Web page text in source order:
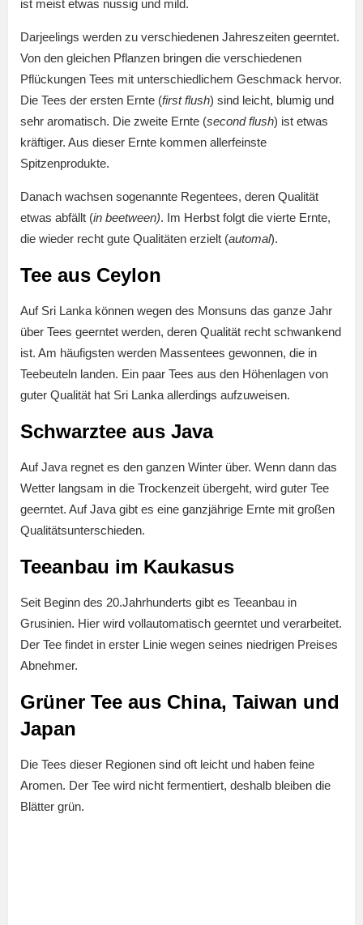
ist meist etwas nussig und mild.
Darjeelings werden zu verschiedenen Jahreszeiten geerntet.
Von den gleichen Pflanzen bringen die verschiedenen
Pflückungen Tees mit unterschiedlichem Geschmack hervor.
Die Tees der ersten Ernte (first flush) sind leicht, blumig und
sehr aromatisch. Die zweite Ernte (second flush) ist etwas
kräftiger. Aus dieser Ernte kommen allerfeinste
Spitzenprodukte.
Danach wachsen sogenannte Regentees, deren Qualität
etwas abfällt (in beetween). Im Herbst folgt die vierte Ernte,
die wieder recht gute Qualitäten erzielt (automal).
Tee aus Ceylon
Auf Sri Lanka können wegen des Monsuns das ganze Jahr
über Tees geerntet werden, deren Qualität recht schwankend
ist. Am häufigsten werden Massentees gewonnen, die in
Teebeuteln landen. Ein paar Tees aus den Höhenlagen von
guter Qualität hat Sri Lanka allerdings aufzuweisen.
Schwarztee aus Java
Auf Java regnet es den ganzen Winter über. Wenn dann das
Wetter langsam in die Trockenzeit übergeht, wird guter Tee
geerntet. Auf Java gibt es eine ganzjährige Ernte mit großen
Qualitätsunterschieden.
Teeanbau im Kaukasus
Seit Beginn des 20.Jahrhunderts gibt es Teeanbau in
Grusinien. Hier wird vollautomatisch geerntet und verarbeitet.
Der Tee findet in erster Linie wegen seines niedrigen Preises
Abnehmer.
Grüner Tee aus China, Taiwan und
Japan
Die Tees dieser Regionen sind oft leicht und haben feine
Aromen. Der Tee wird nicht fermentiert, deshalb bleiben die
Blätter grün.